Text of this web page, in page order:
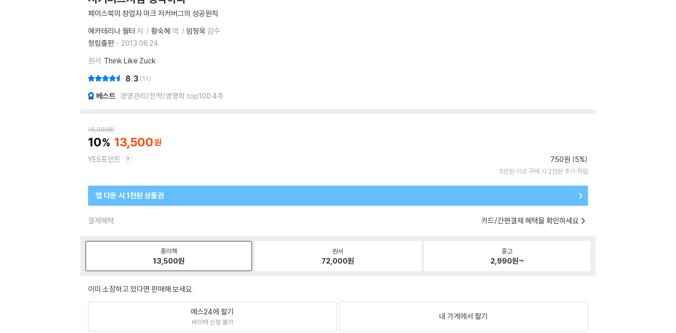
페이스북의 창업자 마크 저커버그의 성공원칙
예카테리나 월터 저 황숙혜 역 임정욱 감수
청림출판
2013.06.24.
원서 Think Like Zuck
8.3 11
베스트 경영관리/전략/경영학 top100 4주
15,000원
10 13,500
YES포인트 750원 (5%)
5만원 이상 구매 시 2천원 추가 적립
앱 다운 시 1천원 상품권
결제혜택 카드/간편결제 혜택을 확인하세요
종이책
13,500원
원서
72,000원
중고
2,990원~
이미 소장하고 있다면 판매해 보세요.
예스24에 팔기
바이백 신청 불가
내 가게에서 팔기